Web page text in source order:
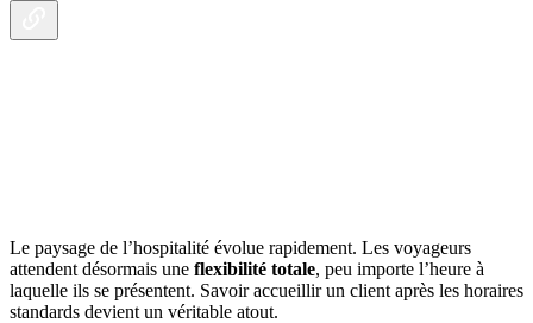
Le paysage de l’hospitalité évolue rapidement. Les voyageurs
attendent désormais une flexibilité totale, peu importe l’heure à
laquelle ils se présentent. Savoir accueillir un client après les horaires
standards devient un véritable atout.